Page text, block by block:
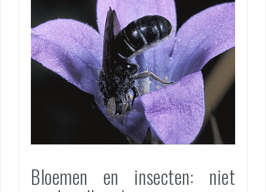
Bloemen en insecten: niet